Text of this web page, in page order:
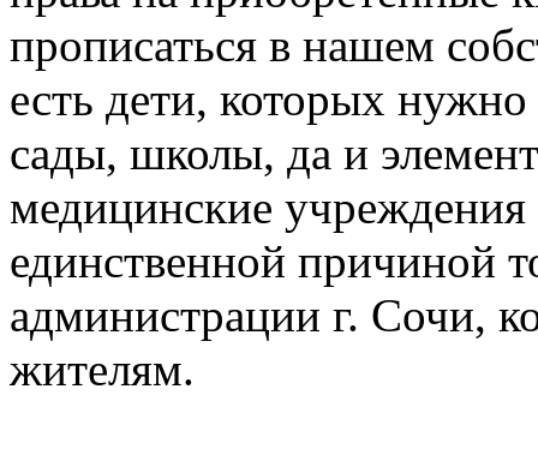
прописаться в нашем
есть дети, которых нужно
сады, школы, да и
медицинские
единственной причиной
администрации г. Сочи,
жителям.